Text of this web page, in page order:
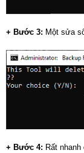
+ Bước 3: Một sửa
+ Bước 4: Rất nhanh